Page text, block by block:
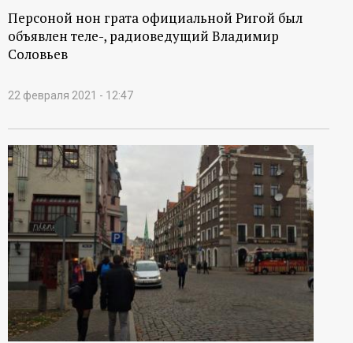
и
о
н
н
ы
й
п
о
р
Персоной нон грата официальной Ригой был
объявлен теле-, радиоведущий Владимир
Соловьев
22 февраля 2021 - 12:47